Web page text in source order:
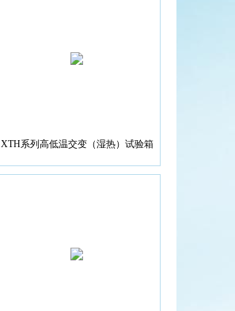
XTH系列高低温交变（湿热）试验箱